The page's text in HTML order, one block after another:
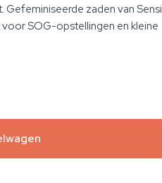
Gefeminiseerde zaden van Sensi
SOG-opstellingen en kleine